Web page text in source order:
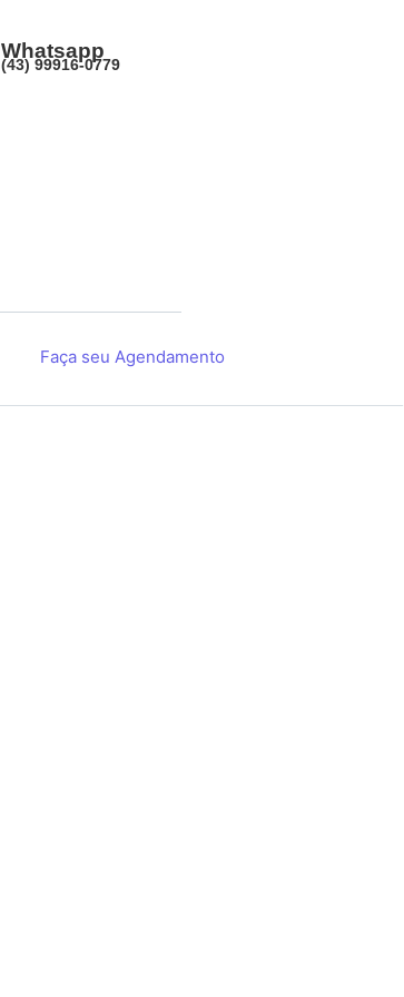
Whatsapp
(43) 99916-0779
Faça seu Agendamento